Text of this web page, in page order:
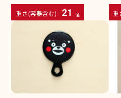
重さ(容器含む): 21 g 重